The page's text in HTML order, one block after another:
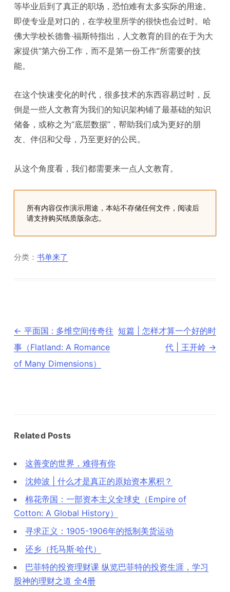
等毕业后到了真正的职场，恐怕难有太多实际的用途。
即使专业是对口的，在学校里所学的很快也会过时。哈
佛大学校长德鲁·福斯特指出，人文教育的目的在于为大
家提供“第六份工作，而不是第一份工作”所需要的技
能。
在这个快速变化的时代，很多技术的东西容易过时，反
倒是一些人文教育为我们的知识架构铺了最基础的知识
储备，或称之为“底层数据”，帮助我们成为更好的朋
友、伴侣和父母，乃至更好的公民。
从这个角度看，我们都需要来一点人文教育。
所有内容仅作演示用途，本站不存储任何文件，阅读后
请支持购买纸质版杂志。
分类：书单来了
文
章
导
← 平面国 : 多维空间传奇往
事（Flatland: A Romance
of Many Dimensions）
短篇 | 怎样才算一个好的时
代 | 王开岭 →
Related Posts
这善变的世界，难得有你
沈帅波 | 什么才是真正的原始资本累积？
棉花帝国：一部资本主义全球史（Empire of
Cotton: A Global History）
寻求正义：1905-1906年的抵制美货运动
还乡（托马斯·哈代）
巴菲特的投资理财课 纵览巴菲特的投资生涯，学习
股神的理财之道 全4册